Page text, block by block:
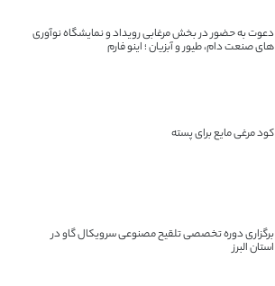
دعوت به حضور در بخش مرغابی رویداد و نمایشگاه نوآوری
های صنعت دام، طیور و آبزیان ؛ اینو فارم
کود مرغی مایع برای پسته
برگزاری دوره تخصصی تلقیح مصنوعی سرویکال گاو در
استان البرز